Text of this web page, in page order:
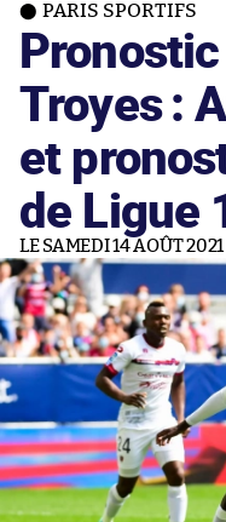
PARIS SPORTIFS
Troyes :
et
de Ligue
LE SAMEDI 14 AOÛT